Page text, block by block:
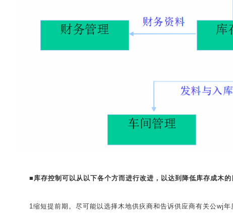
■ 库存控制可以从以下各个方而进行改进，以达到降低库存成木的
1缩短提前期。尽可能以选择木地供疢商和告诉供应商有关公wj年